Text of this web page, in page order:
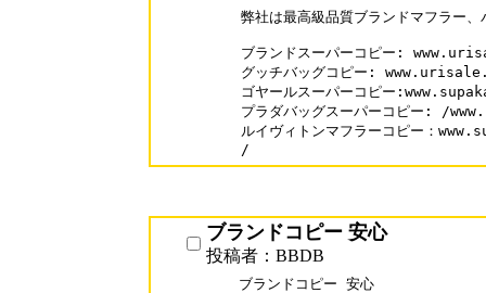
弊社は最高級品質ブランドマフラー
ブランドスーパーコピー:
グッチバッグコピー:
ゴヤールスーパーコピー
プラダバッグスーパーコピー: /
ルイヴィトンマフラーコピー：
/
ブランドコピー 安心
投稿者：BBDB
ブランドコピー 安心